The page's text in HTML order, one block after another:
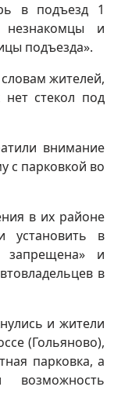
в подъезд 1
незнакомцы и
подъезда».
жителей,
стекол под
внимание
с парковкой во
в их районе
установить в
запрещена» и
в
и жители
(Гольяново),
парковка, а
возможность